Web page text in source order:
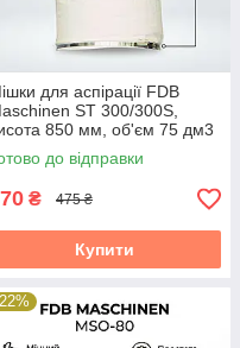
для аспірації FDB
ST 300/300S,
850 мм, об'єм 75 дм3
до відправки
₴ 475 ₴
Купити